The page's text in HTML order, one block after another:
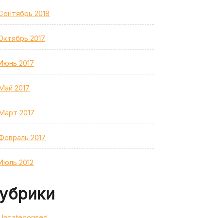
2018
2017
2017
2017
2017
2017
2012